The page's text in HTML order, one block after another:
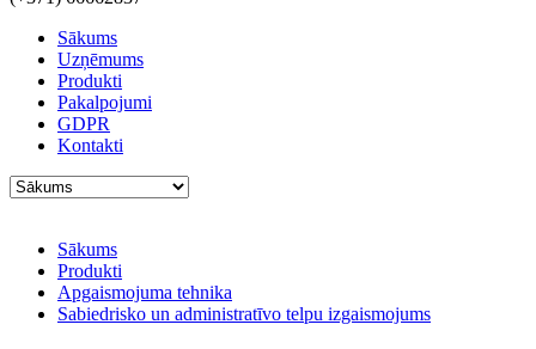
Sākums
Uzņēmums
Produkti
Pakalpojumi
GDPR
Kontakti
Sākums
Produkti
Apgaismojuma tehnika
Sabiedrisko un administratīvo telpu izgaismojums